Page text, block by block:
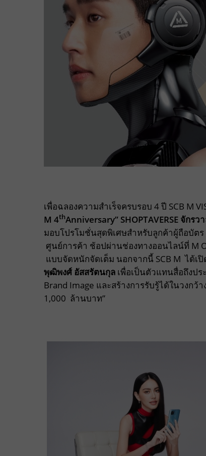
เพื่อฉลองความสำเร็จครบรอบ 4 ปี SCB M
M 4thAnniversary” SHOPTAVERSE จักรว
มอบโปรโมชั่นสุดพิเศษสำหรับลูกค้าผู้ถือบัตร
ศูนย์การค้า ช้อปผ่านช่องทางออนไลน์ที่ M
แบบจัดหนักจัดเต็ม นอกจากนี้ SCB M ได้เ
พุฒิพงศ์ อัสสรัตนกุล เพื่อเป็นตัวแทนสื่อถึงป
Brand Image และสร้างการรับรู้ได้ในวงกว้
1,000 ล้านบาท”